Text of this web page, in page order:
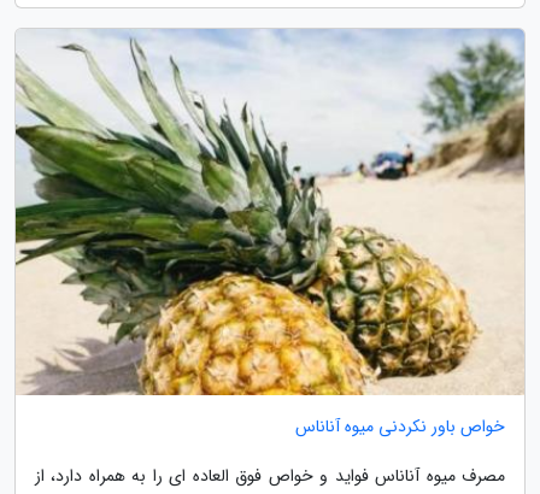
خواص باور نکردنی میوه آناناس
مصرف میوه آناناس فواید و خواص فوق العاده ای را به همراه دارد، از